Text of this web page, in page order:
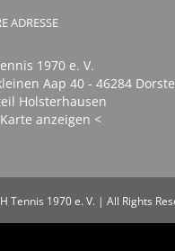
ADRESSE
1970 e. V.
Aap 40 - 46284
Holsterhausen
anzeigen <
Tennis 1970 e. V. | All Rights